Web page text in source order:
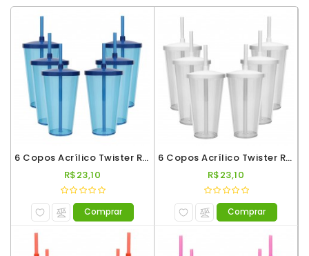
Shot
Copos
Twister
Presentes
Taças
De
Espumante
Taças
De
6 Copos Acrílico Twister Roder 500ml Azul Neon
R$23,10
Comprar
6 Copos Acrílico Twister Roder 500ml Incolor
R$23,10
Comprar